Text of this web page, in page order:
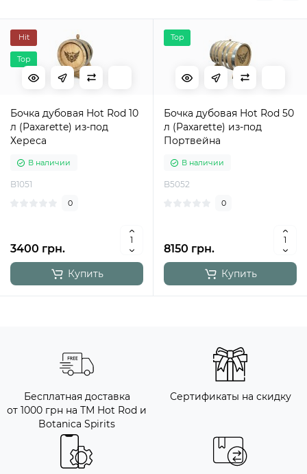
Hit
Top
Бочка дубовая Hot Rod 10
л (Paxarette) из-под
Хереса
В наличии
B1051
0
3400 грн.
Купить
Top
Бочка дубовая Hot Rod 50
л (Paxarette) из-под
Портвейна
В наличии
B5052
0
8150 грн.
Купить
Бесплатная доставка
от 1000 грн на ТМ Hot Rod и
Botanica Spirits
Сертификаты на скидку